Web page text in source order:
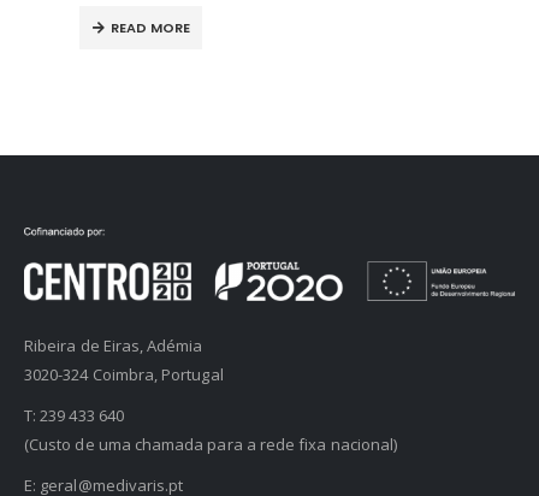
READ MORE
Ribeira de Eiras, Adémia
3020-324 Coimbra, Portugal
T:239 433 640
(Custo de uma chamada para a rede fixa nacional)
E: geral@medivaris.pt